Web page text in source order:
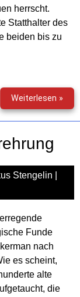
herrscht.
Statthalter des
beiden bis zu
Weiterlesen »
(42)
Stengelin
Funde
nach
es scheint,
alte
die